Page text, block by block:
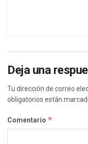
Deja una
Tu dirección de correo
obligatorios están
Comentario *